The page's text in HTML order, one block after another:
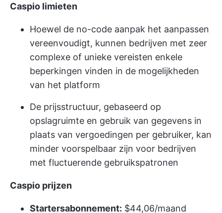
Caspio limieten
Hoewel de no-code aanpak het aanpassen
vereenvoudigt, kunnen bedrijven met zeer
complexe of unieke vereisten enkele
beperkingen vinden in de mogelijkheden
van het platform
De prijsstructuur, gebaseerd op
opslagruimte en gebruik van gegevens in
plaats van vergoedingen per gebruiker, kan
minder voorspelbaar zijn voor bedrijven
met fluctuerende gebruikspatronen
Caspio prijzen
Startersabonnement: $44,06/maand